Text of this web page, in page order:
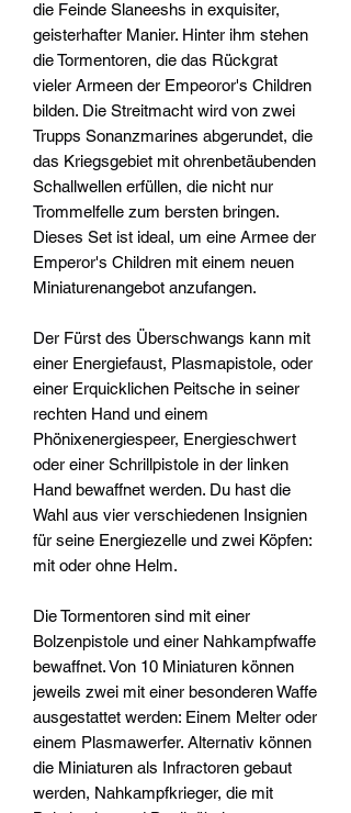
die Feinde Slaneeshs in exquisiter,
geisterhafter Manier. Hinter ihm stehen
die Tormentoren, die das Rückgrat
vieler Armeen der Empeoror's Children
bilden. Die Streitmacht wird von zwei
Trupps Sonanzmarines abgerundet, die
das Kriegsgebiet mit ohrenbetäubenden
Schallwellen erfüllen, die nicht nur
Trommelfelle zum bersten bringen.
Dieses Set ist ideal, um eine Armee der
Emperor's Children mit einem neuen
Miniaturenangebot anzufangen.
Der Fürst des Überschwangs kann mit
einer Energiefaust, Plasmapistole, oder
einer Erquicklichen Peitsche in seiner
rechten Hand und einem
Phönixenergiespeer, Energieschwert
oder einer Schrillpistole in der linken
Hand bewaffnet werden. Du hast die
Wahl aus vier verschiedenen Insignien
für seine Energiezelle und zwei Köpfen:
mit oder ohne Helm.
Die Tormentoren sind mit einer
Bolzenpistole und einer Nahkampfwaffe
bewaffnet. Von 10 Miniaturen können
jeweils zwei mit einer besonderen Waffe
ausgestattet werden: Einem Melter oder
einem Plasmawerfer. Alternativ können
die Miniaturen als Infractoren gebaut
werden, Nahkampfkrieger, die mit